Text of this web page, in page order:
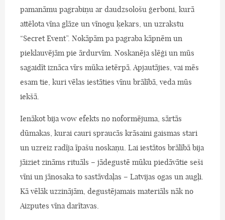
pamanāmu pagrabiņu ar daudzsološu ģerboni, kurā
attēlota vīna glāze un vīnogu ķekars, un uzrakstu
“Secret Event”. Nokāpām pa pagraba kāpnēm un
pieklauvējām pie ārdurvīm. Noskanēja slēģi un mūs
sagaidīt iznāca vīrs mūka ietērpā. Apjautājies, vai mēs
esam tie, kuri vēlas iestāties vīnu brālībā, veda mūs
iekšā.
Ienākot bija wow efekts no noformējuma, sārtās
dūmakas, kurai cauri spraucās krāsaini gaismas stari
un uzreiz radīja īpašu noskaņu. Lai iestātos brālībā bija
jāiziet zināms rituāls – jādegustē mūku piedāvātie seši
vīni un jānosaka to sastāvdaļas – Latvijas ogas un augļi.
Kā vēlāk uzzinājām, degustējamais materiāls nāk no
Aizputes vīna darītavas.